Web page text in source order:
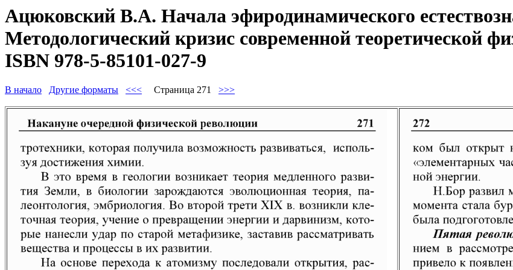
Ацюковский В.А. Начала эфиродинамического
Методологический кризис современной теоретической
ISBN 978-5-85101-027-9
В начало Другие форматы <<< Страница 271 >>>